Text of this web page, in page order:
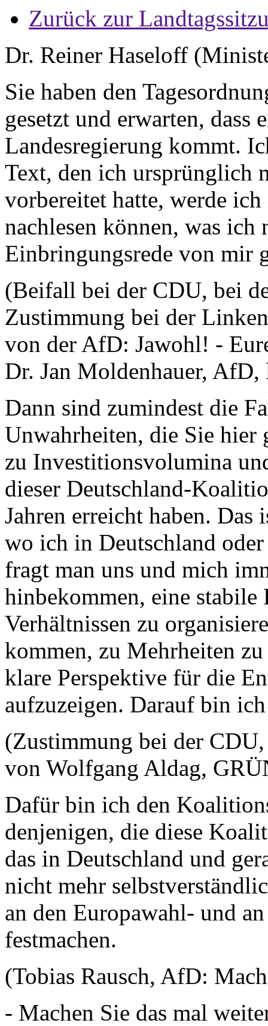
Zurück zur
Dr. Reiner Haseloff
Sie haben den
gesetzt und erwarten, dass
Landesregierung kommt.
Text, den ich ursprünglich
vorbereitet hatte, werde
nachlesen können, was ich
Einbringungsrede von mir
(Beifall bei der CDU, bei
Zustimmung bei der
von der AfD: Jawohl! -
Dr. Jan Moldenhauer,
Dann sind zumindest die
Unwahrheiten, die Sie hier
zu Investitionsvolumina
dieser Deutschland-
Jahren erreicht haben.
wo ich in Deutschland
fragt man uns und mich
hinbekommen, eine
Verhältnissen zu
kommen, zu Mehrheiten
klare Perspektive für die
aufzuzeigen. Darauf bin
(Zustimmung bei der
von Wolfgang Aldag,
Dafür bin ich den
denjenigen, die diese
das in Deutschland und
nicht mehr
an den Europawahl- und
festmachen.
(Tobias Rausch, AfD:
- Machen Sie das mal